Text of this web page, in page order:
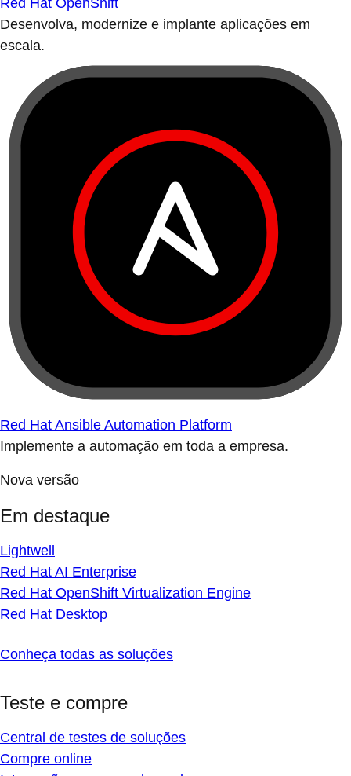
Red Hat OpenShift
Desenvolva, modernize e implante aplicações em
escala.
Red Hat Ansible Automation Platform
Implemente a automação em toda a empresa.
Nova versão
Em destaque
Lightwell
Red Hat AI Enterprise
Red Hat OpenShift Virtualization Engine
Red Hat Desktop
Conheça todas as soluções
Teste e compre
Central de testes de soluções
Compre online